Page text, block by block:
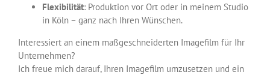
Flexibilität: Produktion vor Ort oder in meinem Studio
in Köln – ganz nach Ihren Wünschen.
Interessiert an einem maßgeschneiderten Imagefilm für Ihr
Unternehmen?
Ich freue mich darauf, Ihren Imagefilm umzusetzen und ein